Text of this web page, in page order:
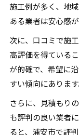
施工例が多く、地
ある業者は安心感が
次に、口コミで施
高評価を得ている
が的確で、希望に
すい傾向にあります
さらに、見積もり
も評判の良い業者
ると、浦安市で評